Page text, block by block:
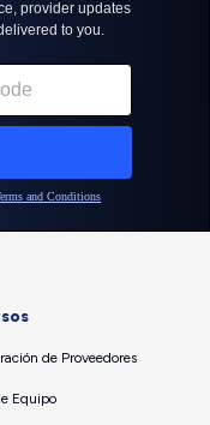
de Proveedores
Equipo